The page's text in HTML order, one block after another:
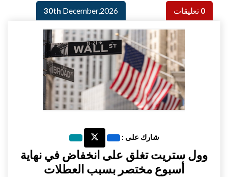
شارك على :
وول ستريت تغلق على انخفاض في نهاية
أسبوع مختصر بسبب العطلات
30th December,2026 0 تعليقات